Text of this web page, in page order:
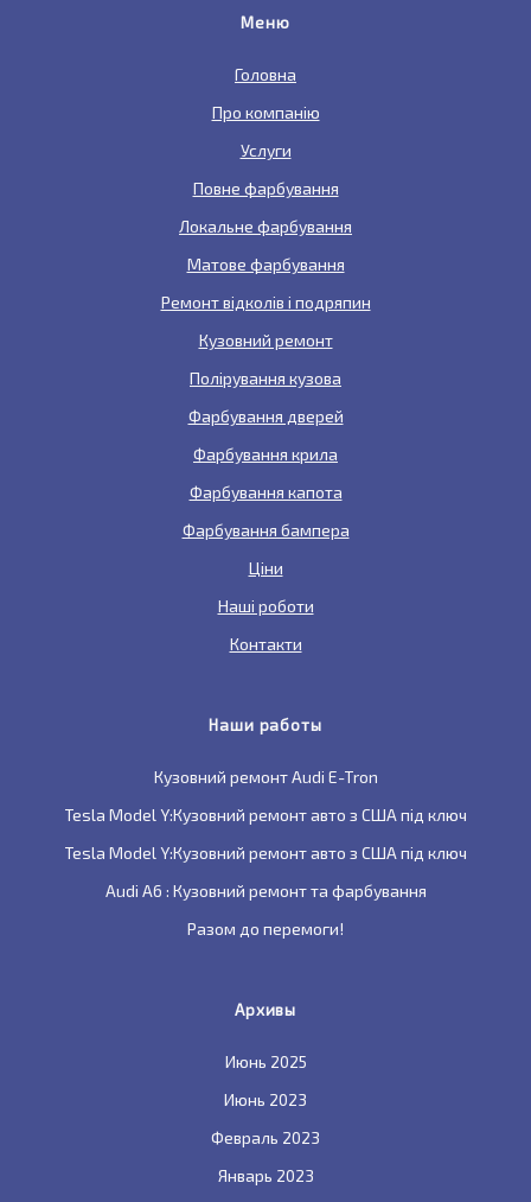
Меню
Головна
Про компанію
Услуги
Повне фарбування
Локальне фарбування
Матове фарбування
Ремонт відколів і подряпин
Кузовний ремонт
Полірування кузова
Фарбування дверей
Фарбування крила
Фарбування капота
Фарбування бампера
Ціни
Наші роботи
Контакти
Наши работы
Кузовний ремонт Audi E-Tron
Tesla Model Y:Кузовний ремонт авто з США під ключ
Tesla Model Y:Кузовний ремонт авто з США під ключ
Audi A6 : Кузовний ремонт та фарбування
Разом до перемоги!
Архивы
Июнь 2025
Июнь 2023
Февраль 2023
Январь 2023